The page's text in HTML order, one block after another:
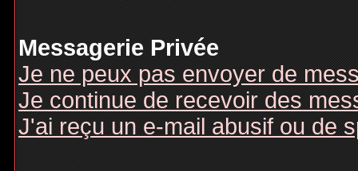
Messagerie Privée
Je ne peux pas envoyer de
Je continue de recevoir des
J'ai reçu un e-mail abusif ou de